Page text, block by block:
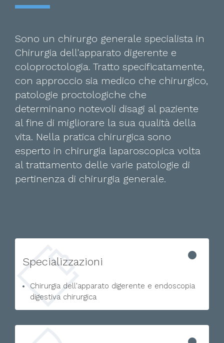
Sono un chirurgo generale specialista in
Chirurgia dell'apparato digerente e
coloproctologia. Tratto specificatamente,
con approccio sia medico che chirurgico,
patologie proctologiche che
determinano notevoli disagi al paziente
al fine di migliorare la sua qualità della
vita. Nella pratica chirurgica sono
esperto in chirurgia laparoscopica volta
al trattamento delle varie patologie di
pertinenza di chirurgia generale.
Specializzazioni
Chirurgia dell'apparato digerente e endoscopia
digestiva chirurgica